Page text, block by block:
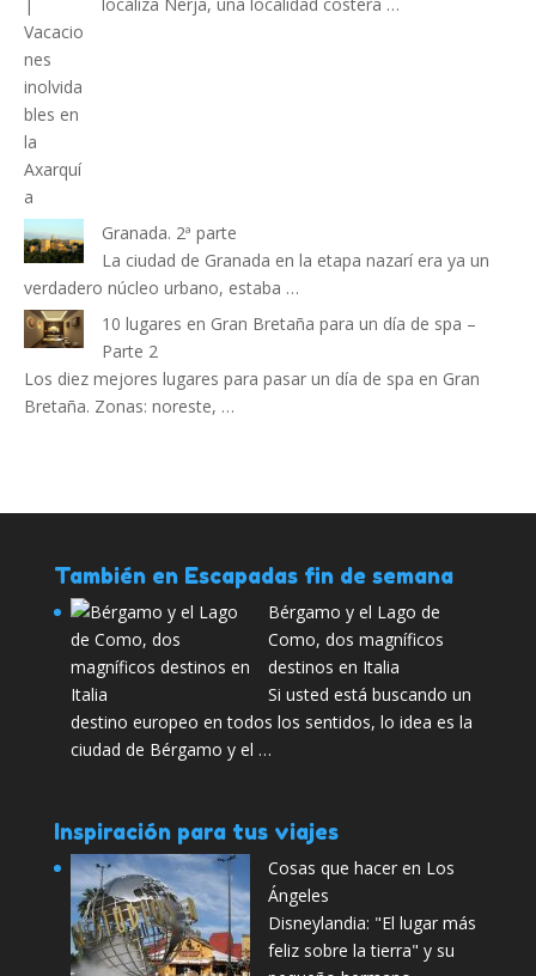
Granada. 2ª parte
La ciudad de Granada en la etapa nazarí era ya un
verdadero núcleo urbano, estaba …
10 lugares en Gran Bretaña para un día de spa –
Parte 2
Los diez mejores lugares para pasar un día de spa en Gran
Bretaña. Zonas: noreste, …
También en Escapadas fin de semana
Bérgamo y el Lago de
Como, dos magníficos
destinos en Italia
Si usted está buscando un
destino europeo en todos los sentidos, lo idea es la
ciudad de Bérgamo y el …
Inspiración para tus viajes
Cosas que hacer en Los
Ángeles
Disneylandia: "El lugar más
feliz sobre la tierra" y su